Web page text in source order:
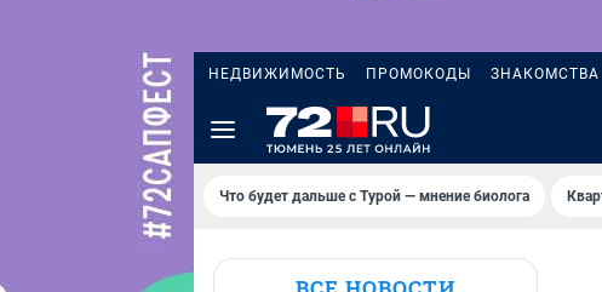
НЕДВИЖИМОСТЬ ПРОМОКОДЫ ЗНАКОМСТВА
Что будет дальше с Турой — мнение биолога